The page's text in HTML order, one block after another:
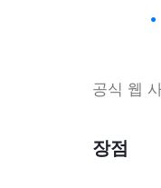
공식 웹
장점